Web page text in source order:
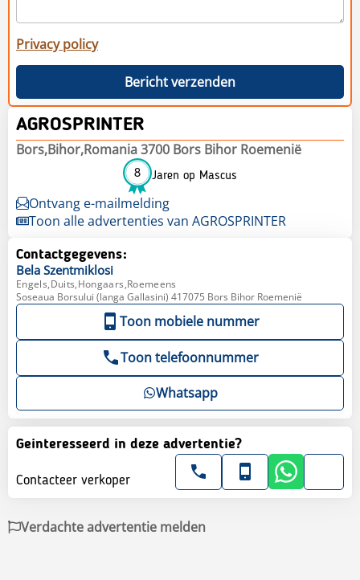
Privacy policy
Bericht verzenden
AGROSPRINTER
Bors,Bihor,Romania 3700 Bors Bihor Roemenië
8 Jaren op Mascus
Ontvang e-mailmelding
Toon alle advertenties van AGROSPRINTER
Contactgegevens:
Bela Szentmiklosi
Engels,Duits,Hongaars,Roemeens
Soseaua Borsului (langa Gallasini) 417075 Bors Bihor Roemenië
Toon mobiele nummer
Toon telefoonnummer
Whatsapp
Geinteresseerd in deze advertentie?
Contacteer verkoper
Verdachte advertentie melden